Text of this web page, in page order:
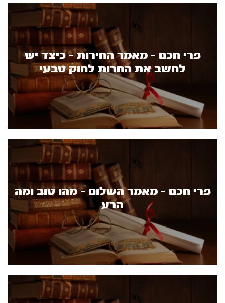
פרי חכם - מאמר החירות - כיצד יש
לחשב את החרות לחוק טבעי
פרי חכם - מאמר השלום - מהו טוב ומה
הרע